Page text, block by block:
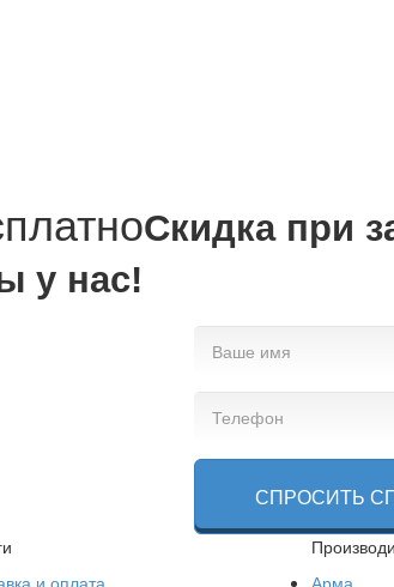
Cкидка при
у нас!
СПРОСИТЬ
и оплата
Арма